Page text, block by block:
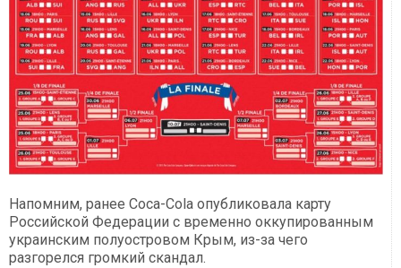
Напомним, ранее Coca-Cola опубликовала карту
Российской Федерации с временно оккупированным
украинским полуостровом Крым, из-за чего
разгорелся громкий скандал.